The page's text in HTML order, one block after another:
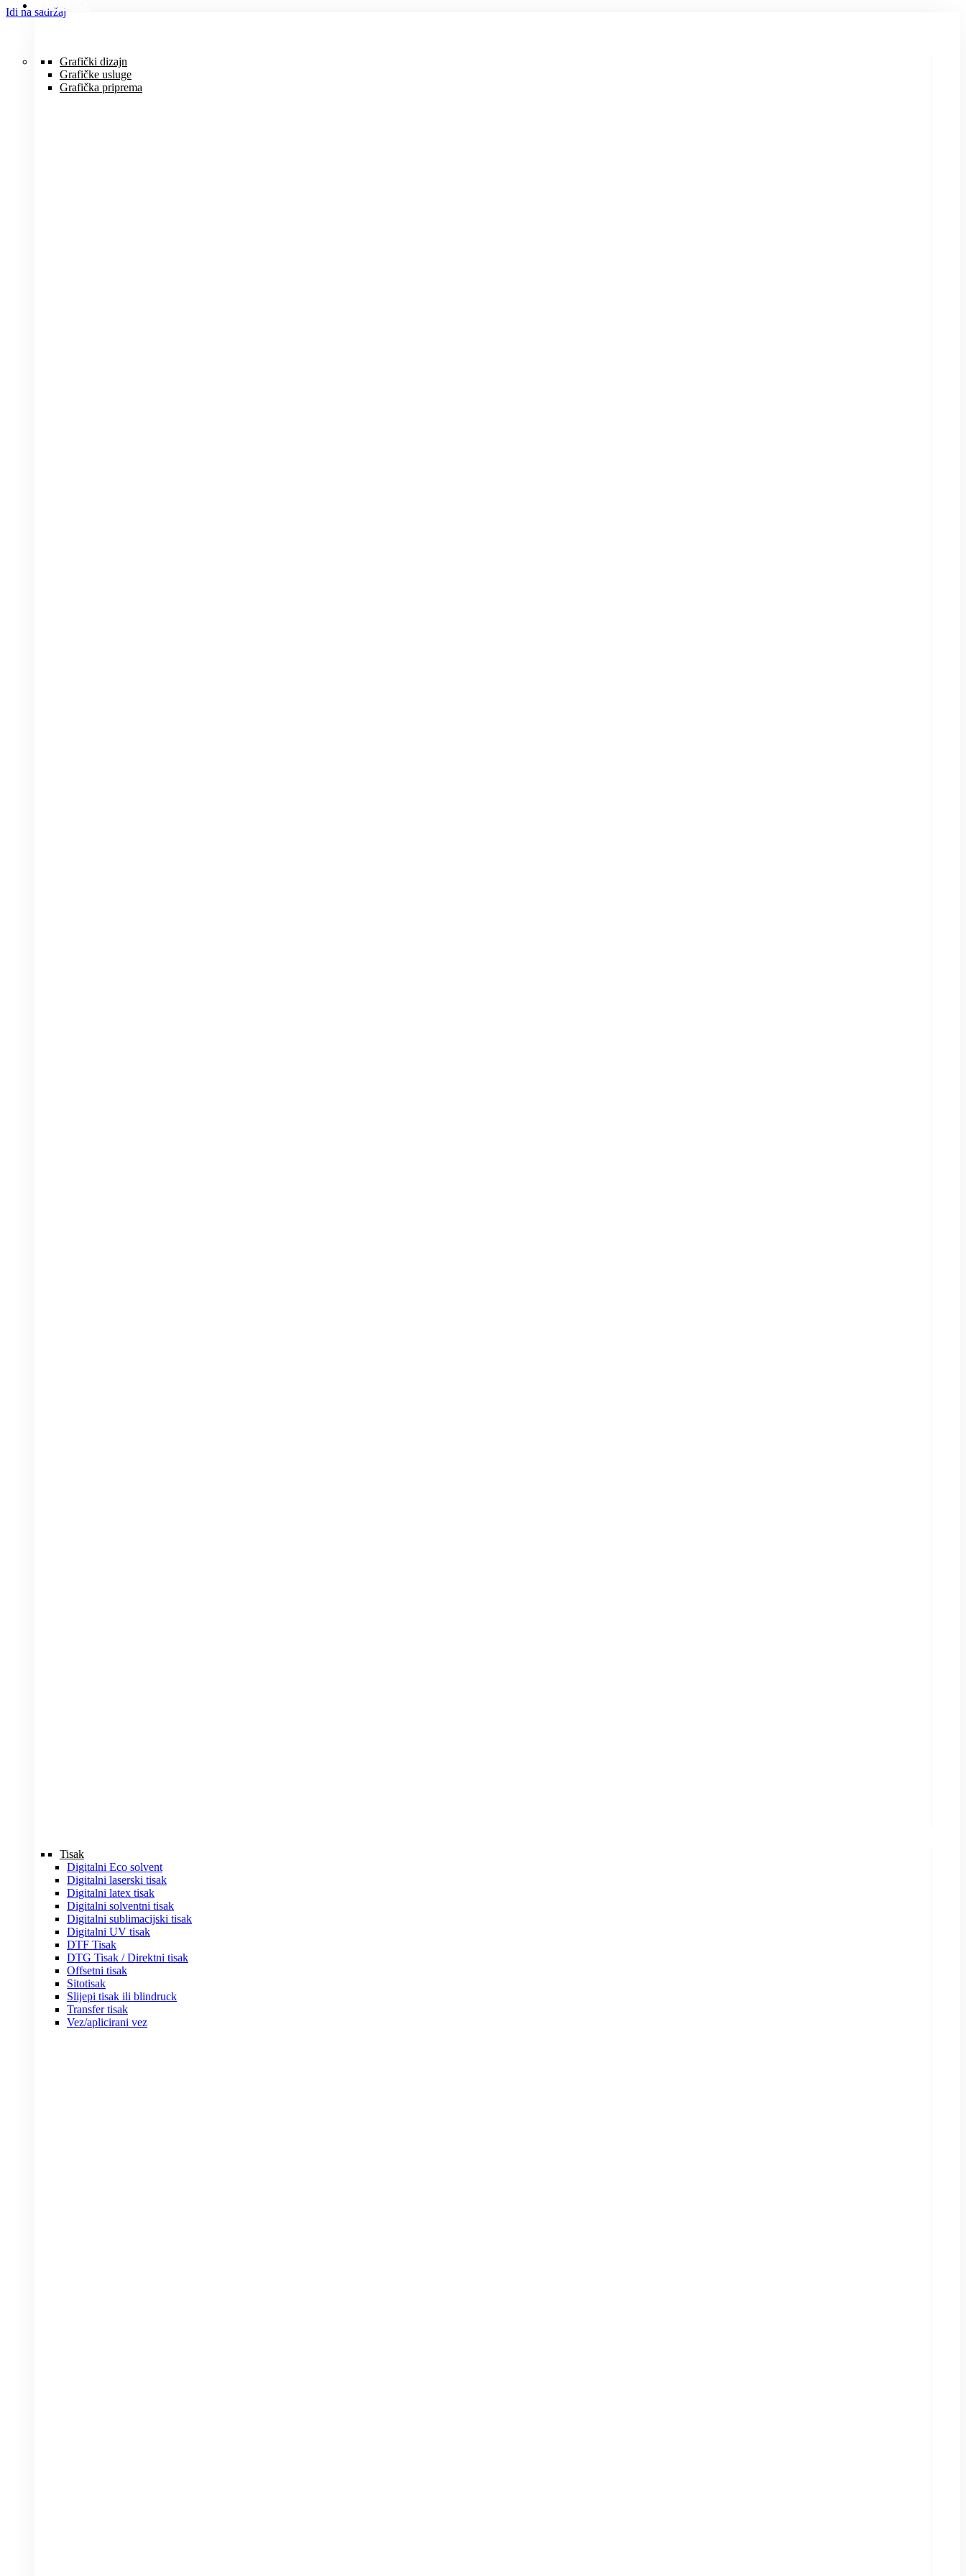
Idi na sadržajUSLUGE
Grafički dizajn
Grafičke usluge
Grafička priprema
Tisak
Digitalni Eco solvent
Digitalni laserski tisak
Digitalni latex tisak
Digitalni solventni tisak
Digitalni sublimacijski tisak
Digitalni UV tisak
DTF Tisak
DTG Tisak / Direktni tisak
Offsetni tisak
Sitotisak
Slijepi tisak ili blindruck
Transfer tisak
Vez/aplicirani vez